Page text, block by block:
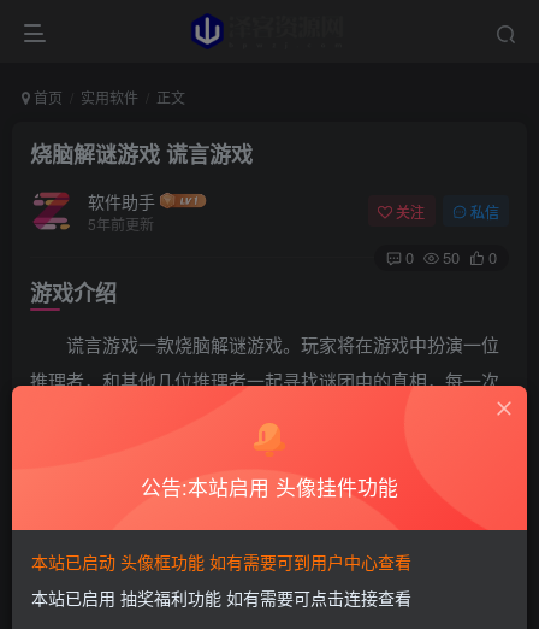
首页 实用软件 正文
烧脑解谜游戏 谎言游戏
软件助手
5年前更新
关注 私信
0 50 0
游戏介绍
谎言游戏一款烧脑解谜游戏。玩家将在游戏中扮演一位
推理者，和其他几位推理者一起寻找谜团中的真相，每一次
排除你们之中的嫌疑，都会淘汰一位玩家。活下去找到最终
公告:本站启用 头像挂件功能
本站已启动 头像框功能 如有需要可到用户中心查看
本站已启用 抽奖福利功能 如有需要可点击连接查看